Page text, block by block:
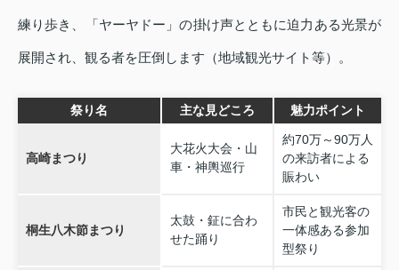
練り歩き、「ヤーヤドー」の掛け声とともに迫力ある光景が
展開され、観る者を圧倒します（地域観光サイト等）。
祭り名 主な見どころ 魅力ポイント
高崎まつり
大花火大会・山
車・神輿巡行
約70万～90万人
の来訪者による
賑わい
桐生八木節まつり
太鼓・鉦に合わ
せた踊り
市民と観光客の
一体感ある参加
型祭り